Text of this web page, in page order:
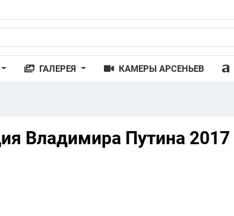
ГАЛЕРЕЯ КАМЕРЫ АРСЕНЬЕВ
Владимира Путина 2017